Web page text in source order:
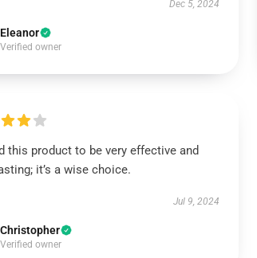
Dec 5, 2024
Eleanor
Verified owner
this product to be very effective and
it’s a wise choice.
Jul 9, 2024
Christopher
Verified owner